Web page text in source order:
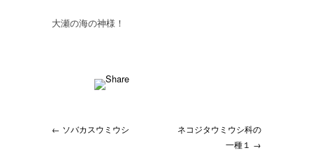
大瀬の海の神様！
← ソバカスウミウシ
ネコジタウミウシ科の
一種１ →